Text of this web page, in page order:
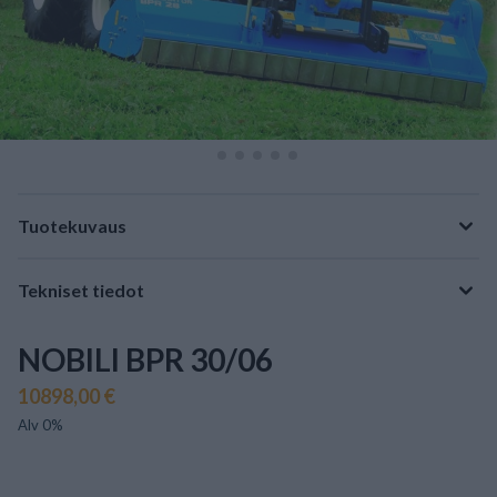
Tuotekuvaus
Tekniset tiedot
NOBILI BPR 30/06
10898,00 €
Alv 0%